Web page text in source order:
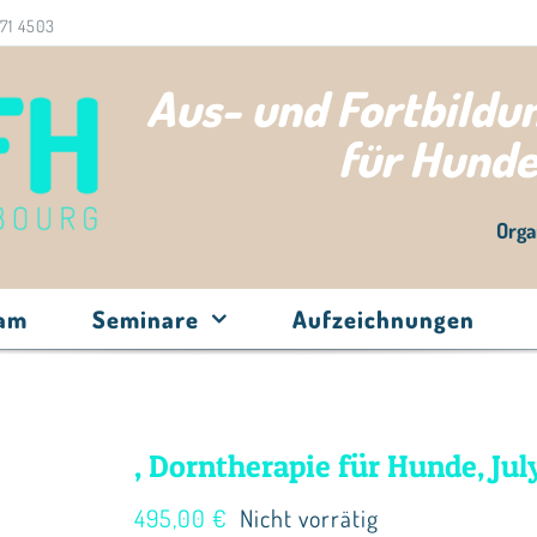
4503
Aus- und
für
Seminare Aufzeichnungen
, Dorntherapie für Hunde,
495,00 € Nicht vorrätig